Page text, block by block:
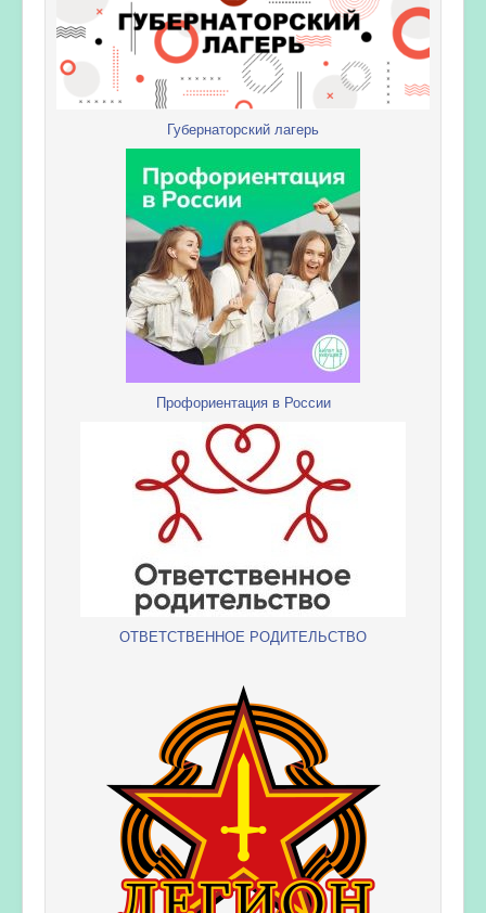
Губернаторский лагерь
Профориентация в России
ОТВЕТСТВЕННОЕ РОДИТЕЛЬСТВО